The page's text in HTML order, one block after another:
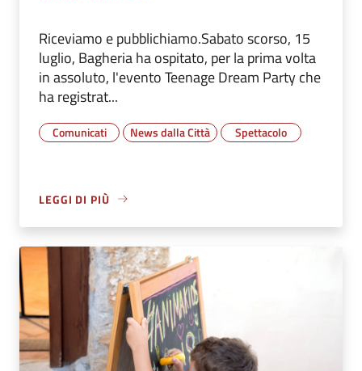
Riceviamo e pubblichiamo.Sabato scorso, 15
luglio, Bagheria ha ospitato, per la prima volta
in assoluto, l'evento Teenage Dream Party che
ha registrat...
Comunicati News dalla Città Spettacolo
LEGGI DI PIÙ